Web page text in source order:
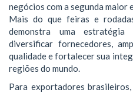
negócios com a segunda maior
Mais do que feiras e
demonstra uma
diversificar fornecedores,
qualidade e fortalecer sua
regiões do mundo.
Para exportadores